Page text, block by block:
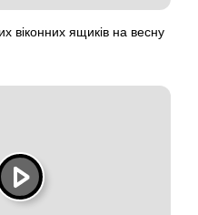
віконних ящиків на весну